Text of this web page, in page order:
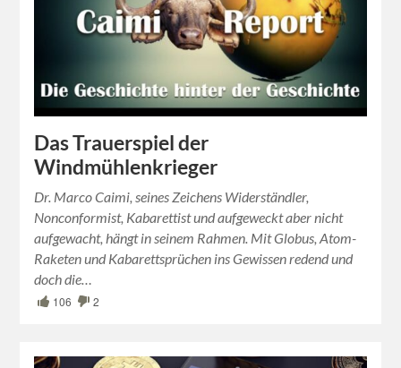
Das Trauerspiel der
Windmühlenkrieger
Dr. Marco Caimi, seines Zeichens Widerständler,
Nonconformist, Kabarettist und aufgeweckt aber nicht
aufgewacht, hängt in seinem Rahmen. Mit Globus, Atom-
Raketen und Kabarettsprüchen ins Gewissen redend und
doch die…
106 2